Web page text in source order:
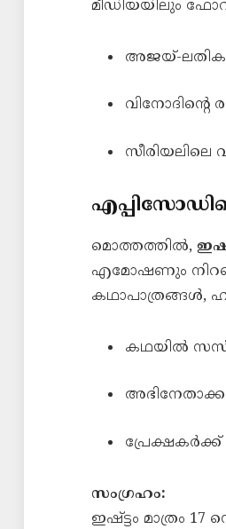
മീഡിയയിലും
അജയ്-ലതിക
സീരിയലിലെ
മൊത്തത്തിൽ,
എമോഷണും
കഥാപാത്രങ്ങൾ,
കഥയിൽ
സംഗ്രഹം:
ഇഷ്ട്ടം മാത്രം